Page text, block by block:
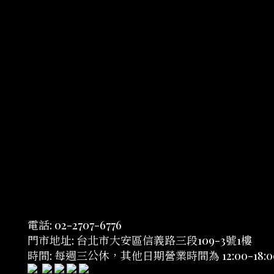
電話: 02-2707-6776
門市地址: 台北市大安區信義路三段109-3號1樓
時間: 每週三公休，其他日期營業時間為 12:00-